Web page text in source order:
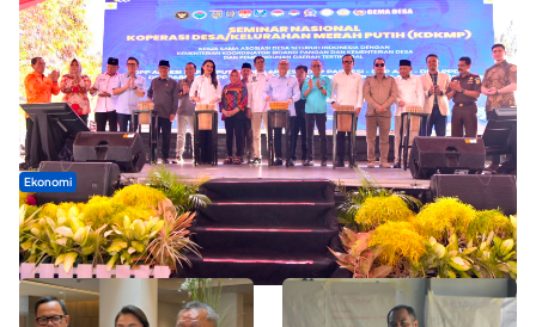
Ekonomi
Seminar di Ternate, Mendes Perkuat Sinergi Percepatan
Kopdes Merah Putih